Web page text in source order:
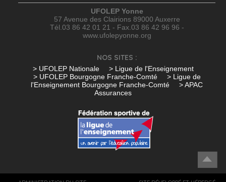
UFOLEP Yonne
57 Avenue des Clairions 89000 Auxerre
Tél.03 86 42 01 21 - Fax.03 86 42 96 96 -
www.ufolepyonne.org
NOS SITES :
> UFOLEP Nationale
> Ligue de l'Enseignement
> UFOLEP Bourgogne Franche-Comté
> Ligue de
l'Enseignement Bourgogne Franche-Comté
> APAC
Assurances